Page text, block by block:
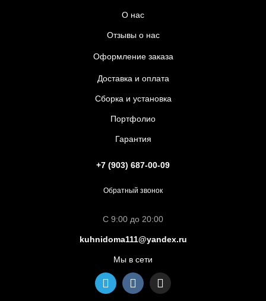
О нас
Отзывы о нас
Оформление заказа
Доставка и оплата
Сборка и установка
Портфолио
Гарантия
+7 (903) 687-00-09
Обратный звонок
С 9:00 до 20:00
kuhnidoma111@yandex.ru
Мы в сети